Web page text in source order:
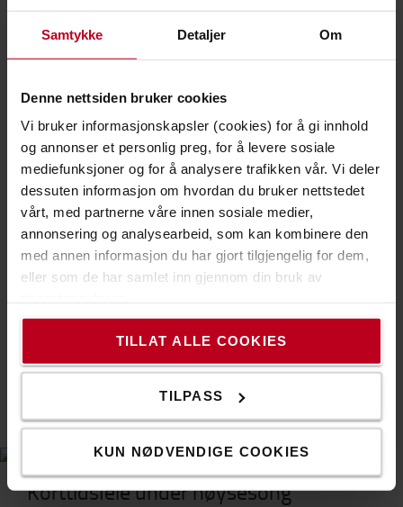
Samtykke Detaljer Om
Denne nettsiden bruker cookies
Vi bruker informasjonskapsler (cookies) for å gi innhold
og annonser et personlig preg, for å levere sosiale
mediefunksjoner og for å analysere trafikken vår. Vi deler
dessuten informasjon om hvordan du bruker nettstedet
vårt, med partnerne våre innen sosiale medier,
annonsering og analysearbeid, som kan kombinere den
med annen informasjon du har gjort tilgjengelig for dem,
eller som de har samlet inn gjennom din bruk av
TILLAT ALLE COOKIES
TILPASS
KUN NØDVENDIGE COOKIES
er det liten grunn til å binde kapital i en truck som
synker raskt i verdi. Dersom man velger leie er det lurt å
være sikker på at utleier er sertifisert og at trucken blir
Når bør du velge langtidsleie?
Når du ønsker en fast forutsigbar månedlig kostnad
Når du vet at fremtiden innebærer
produksjonsendringer
Dersom du ønsker å skape fleksibilitet i "truckparken"
Når du ønsker å optimalisere din kjernevirksomhet og
ikke binde kapital / bruke tid på truckdrift
Når du ønsker å slippe bekymringer rundt restverdi
KONTAKT OSS FOR LANGTIDSLEIE
Hvorfor velge korttidsleie?
Korttidsleie under høysesong